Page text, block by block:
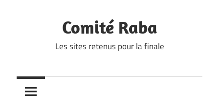
Comité Raba
Les sites retenus pour la finale